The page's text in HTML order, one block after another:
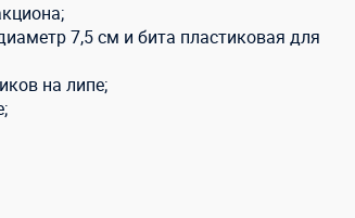
7,5 см и бита пластиковая для
на липе;